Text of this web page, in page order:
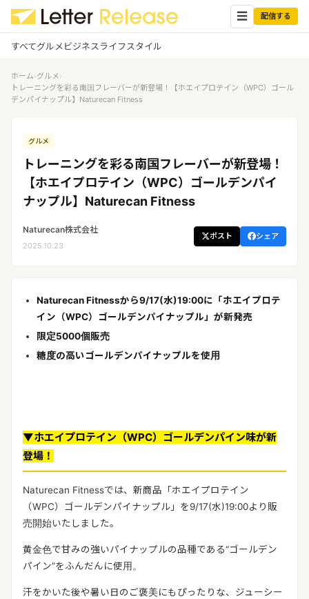
☰ 配信する
すべてグルメビジネスライフスタイル
ビジネス
リリースを配信する
ログイン ✕
企業ユーザーでログイン
する
メディアユーザーでログインする
レターリリースを受信（メディア登
ホーム›グルメ›
トレーニングを彩る南国フレーバーが新登場！【ホエイプロテイン（WPC）ゴール
デンパイナップル】Naturecan Fitness
グルメ
トレーニングを彩る南国フレーバーが新登場！
【ホエイプロテイン（WPC）ゴールデンパイ
ナップル】Naturecan Fitness
Naturecan株式会社
2025.10.23
ポスト シェア
Naturecan Fitnessから9/17(水)19:00に「ホエイプロテ
イン（WPC）ゴールデンパイナップル」が新発売
限定5000個販売
糖度の高いゴールデンパイナップルを使用
▼ホエイプロテイン（WPC）ゴールデンパイン味が新
登場！
Naturecan Fitnessでは、新商品「ホエイプロテイン
（WPC）ゴールデンパイナップル」を9/17(水)19:00より販
売開始いたしました。
黄金色で甘みの強いパイナップルの品種である“ゴールデン
パイン”をふんだんに使用。
汗をかいた後や暑い日のご褒美にもぴったりな、ジューシー